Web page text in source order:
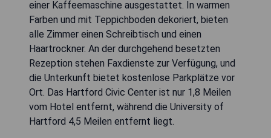
einer Kaffeemaschine ausgestattet. In warmen
Farben und mit Teppichboden dekoriert, bieten
alle Zimmer einen Schreibtisch und einen
Haartrockner. An der durchgehend besetzten
Rezeption stehen Faxdienste zur Verfügung, und
die Unterkunft bietet kostenlose Parkplätze vor
Ort. Das Hartford Civic Center ist nur 1,8 Meilen
vom Hotel entfernt, während die University of
Hartford 4,5 Meilen entfernt liegt.